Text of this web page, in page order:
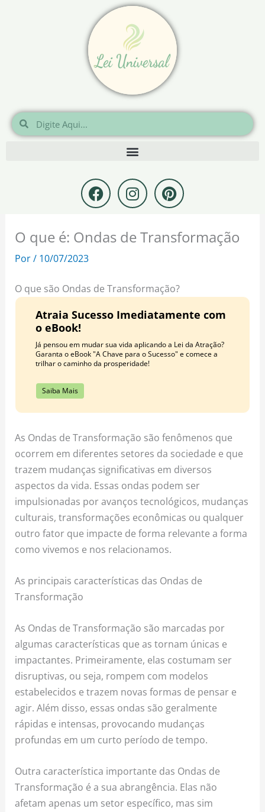
Pesquisar
Pesquisar
F
a
c
e
b
k
I
n
s
t
a
a
m
P
i
n
t
e
s
t
O que é: Ondas de Transformação
Por/ 10/07/2023
O que são Ondas de Transformação?
Atraia Sucesso Imediatamente com
o eBook!
Já pensou em mudar sua vida aplicando a Lei da Atração?
Garanta o eBook "A Chave para o Sucesso" e comece a
trilhar o caminho da prosperidade!
Saiba Mais
As Ondas de Transformação são fenômenos que
ocorrem em diferentes setores da sociedade e que
trazem mudanças significativas em diversos
aspectos da vida. Essas ondas podem ser
impulsionadas por avanços tecnológicos, mudanças
culturais, transformações econômicas ou qualquer
outro fator que impacte de forma relevante a forma
como vivemos e nos relacionamos.
As principais características das Ondas de
Transformação
As Ondas de Transformação são marcadas por
algumas características que as tornam únicas e
impactantes. Primeiramente, elas costumam ser
disruptivas, ou seja, rompem com modelos
estabelecidos e trazem novas formas de pensar e
agir. Além disso, essas ondas são geralmente
rápidas e intensas, provocando mudanças
profundas em um curto período de tempo.
Outra característica importante das Ondas de
Transformação é a sua abrangência. Elas não
afetam apenas um setor específico, mas sim